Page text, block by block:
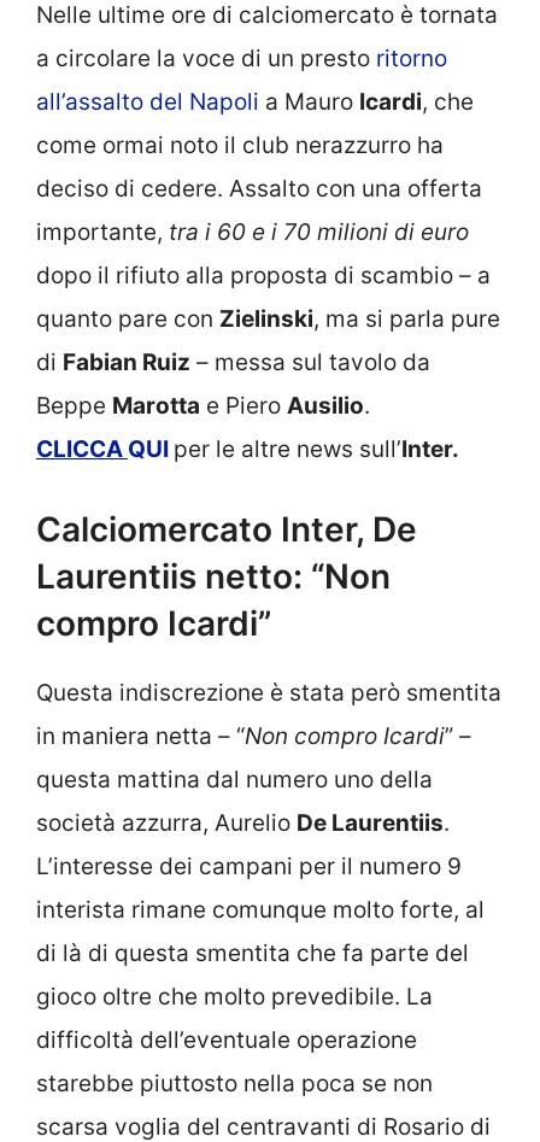
Nelle ultime ore di calciomercato è tornata
a circolare la voce di un presto ritorno
all’assalto del Napoli a Mauro Icardi, che
come ormai noto il club nerazzurro ha
deciso di cedere. Assalto con una offerta
importante, tra i 60 e i 70 milioni di euro
dopo il rifiuto alla proposta di scambio – a
quanto pare con Zielinski, ma si parla pure
di Fabian Ruiz – messa sul tavolo da
Beppe Marotta e Piero Ausilio.
CLICCA QUI per le altre news sull’Inter.
Calciomercato Inter, De
Laurentiis netto: “Non
compro Icardi”
Questa indiscrezione è stata però smentita
in maniera netta – “Non compro Icardi” –
questa mattina dal numero uno della
società azzurra, Aurelio De Laurentiis.
L’interesse dei campani per il numero 9
interista rimane comunque molto forte, al
di là di questa smentita che fa parte del
gioco oltre che molto prevedibile. La
difficoltà dell’eventuale operazione
starebbe piuttosto nella poca se non
scarsa voglia del centravanti di Rosario di